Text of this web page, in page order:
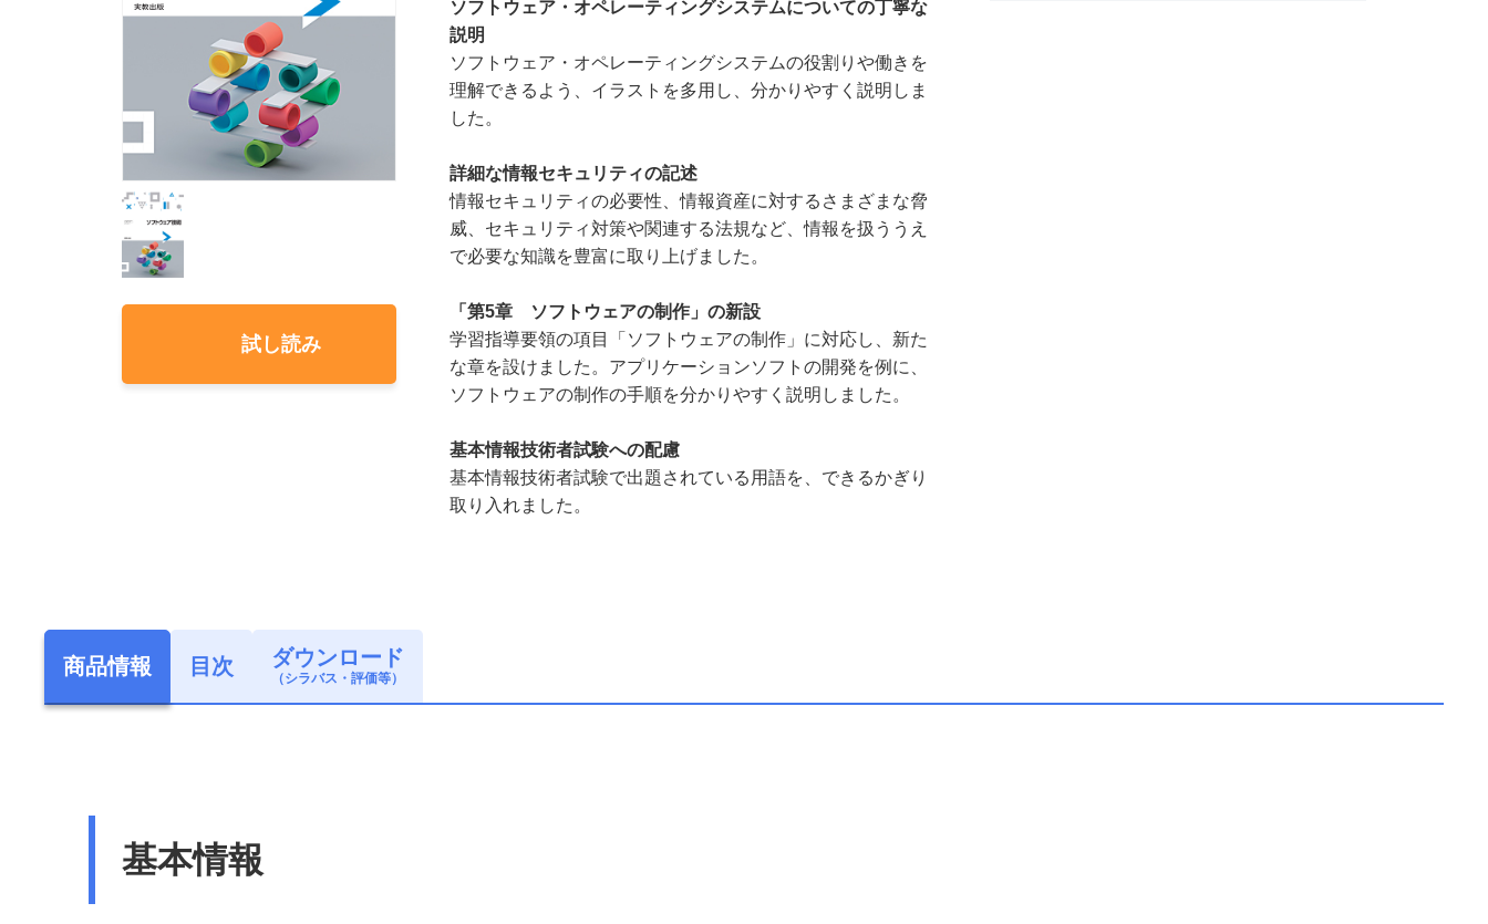
試し読み
ソフトウェア・オペレーティングシステムについての丁寧な
説明
ソフトウェア・オペレーティングシステムの役割りや働きを
理解できるよう、イラストを多用し、分かりやすく説明しま
した。
詳細な情報セキュリティの記述
情報セキュリティの必要性、情報資産に対するさまざまな脅
威、セキュリティ対策や関連する法規など、情報を扱ううえ
で必要な知識を豊富に取り上げました。
「第5章 ソフトウェアの制作」の新設
学習指導要領の項目「ソフトウェアの制作」に対応し、新た
な章を設けました。アプリケーションソフトの開発を例に、
ソフトウェアの制作の手順を分かりやすく説明しました。
基本情報技術者試験への配慮
基本情報技術者試験で出題されている用語を、できるかぎり
取り入れました。
商品情報 目次 ダウンロード
（シラバス・評価等）
基本情報